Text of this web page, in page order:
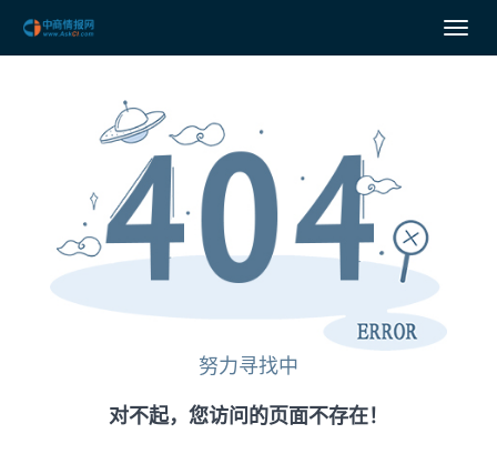
努力寻找中
对不起，您访问的页面不存在！